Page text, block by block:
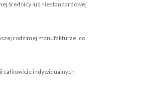
średnicy lub niestandardowej
rodzimej manufakturze, co
całkowicie indywidualnych